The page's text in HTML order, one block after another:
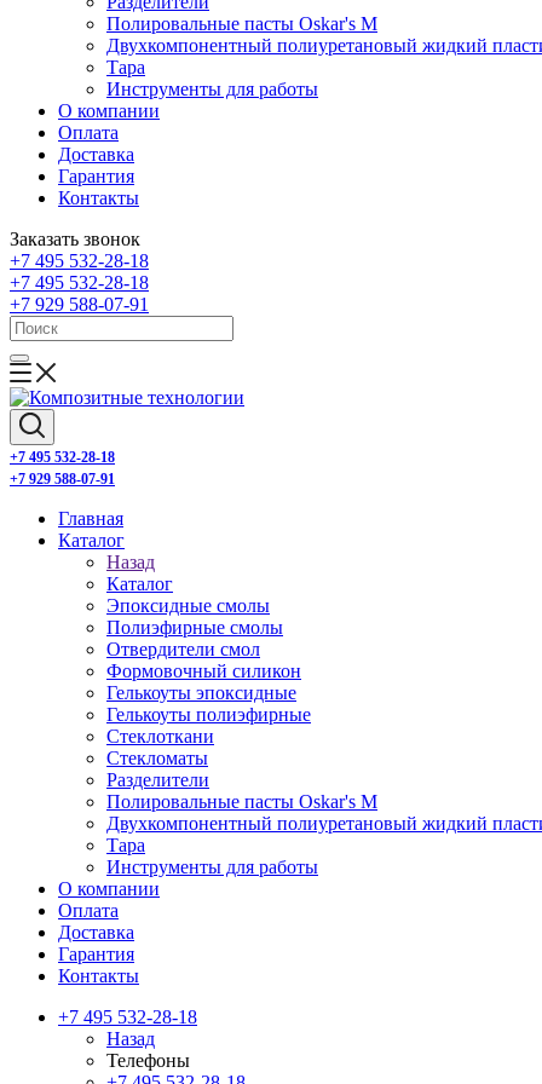
Полировальные пасты Oskar's M
Двухкомпонентный полиуретановый жидкий
Тара
Инструменты для работы
О компании
Оплата
Доставка
Гарантия
Контакты
Заказать звонок
+7 495 532-28-18
+7 495 532-28-18
+7 929 588-07-91
+7 495 532-28-18
+7 929 588-07-91
Главная
Каталог
Назад
Каталог
Эпоксидные смолы
Полиэфирные смолы
Отвердители смол
Формовочный силикон
Гелькоуты эпоксидные
Гелькоуты полиэфирные
Стеклоткани
Стекломаты
Разделители
Полировальные пасты Oskar's M
Двухкомпонентный полиуретановый жидкий
Тара
Инструменты для работы
О компании
Оплата
Доставка
Гарантия
Контакты
+7 495 532-28-18
Назад
Телефоны